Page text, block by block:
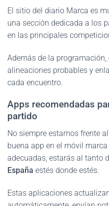
El sitio del diario Marca es
una sección dedicada a los
en las principales
Además de la
alineaciones probables y
cada encuentro.
Apps recomendadas
partido
No siempre estamos frente
buena app en el móvil
adecuadas, estarás al tanto
España estés donde estés.
Estas aplicaciones